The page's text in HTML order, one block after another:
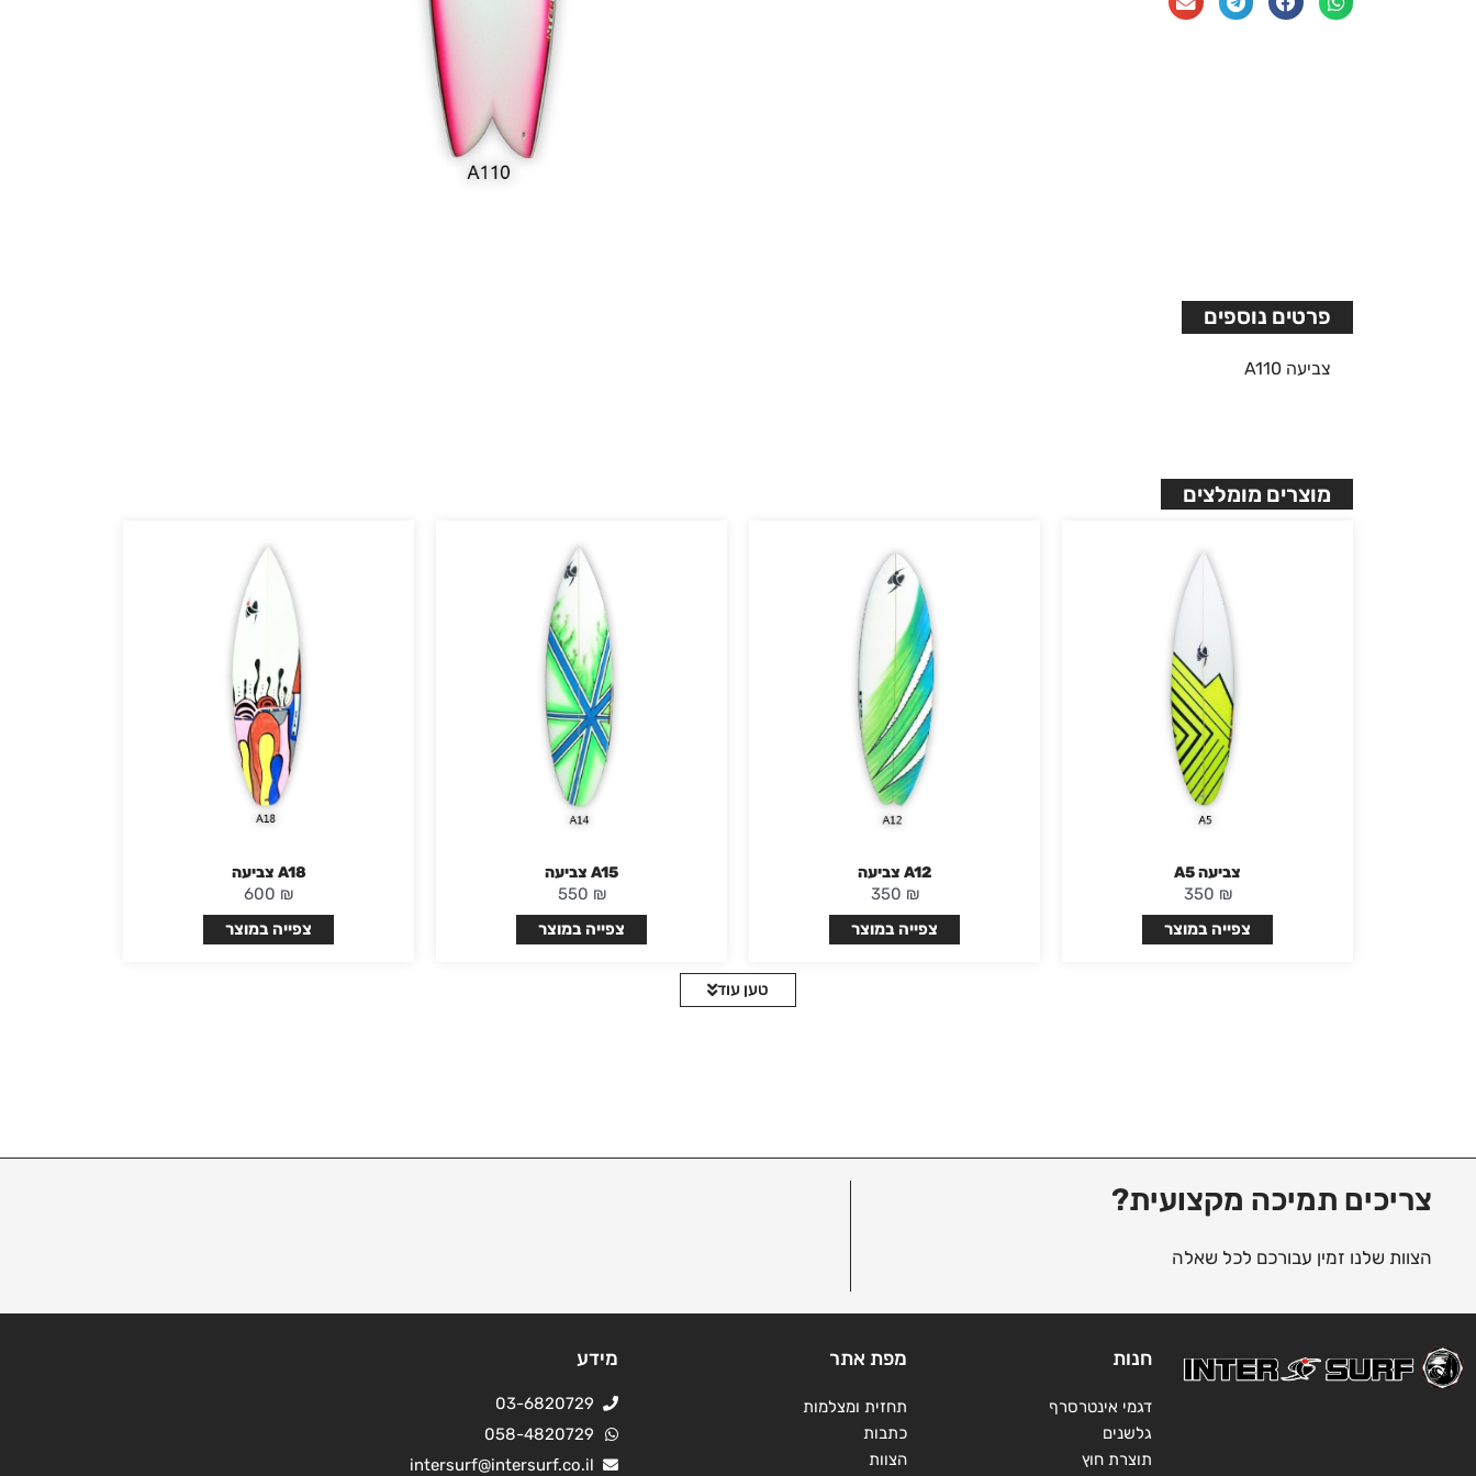
פרטים נוספים
צביעה A110
מוצרים מומלצים
צביעה A5
₪
צפייה במוצר
A12 צביעה
₪
צפייה במוצר
A15 צביעה
₪
צפייה במוצר
A18 צביעה
₪
צפייה במוצר
טען עוד
צריכים תמיכה מקצועית?
הצוות שלנו זמין עבורכם לכל שאלה
חנות
דגמי אינטרסרף
גלשנים
תוצרת חוץ
מפת אתר
תחזית ומצלמות
כתבות
הצוות
מידע
03-6820729
058-4820729
intersurf@intersurf.co.il